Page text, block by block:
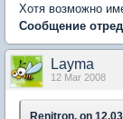
Хотя возможно
Сообщение
Layma
12 Mar 2008
Renitron, on